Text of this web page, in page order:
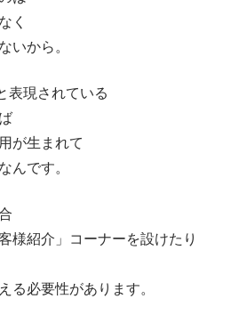
く
いから。
表現されている
が生まれて
んです。
様紹介」コーナーを設けたり
る必要性があります。